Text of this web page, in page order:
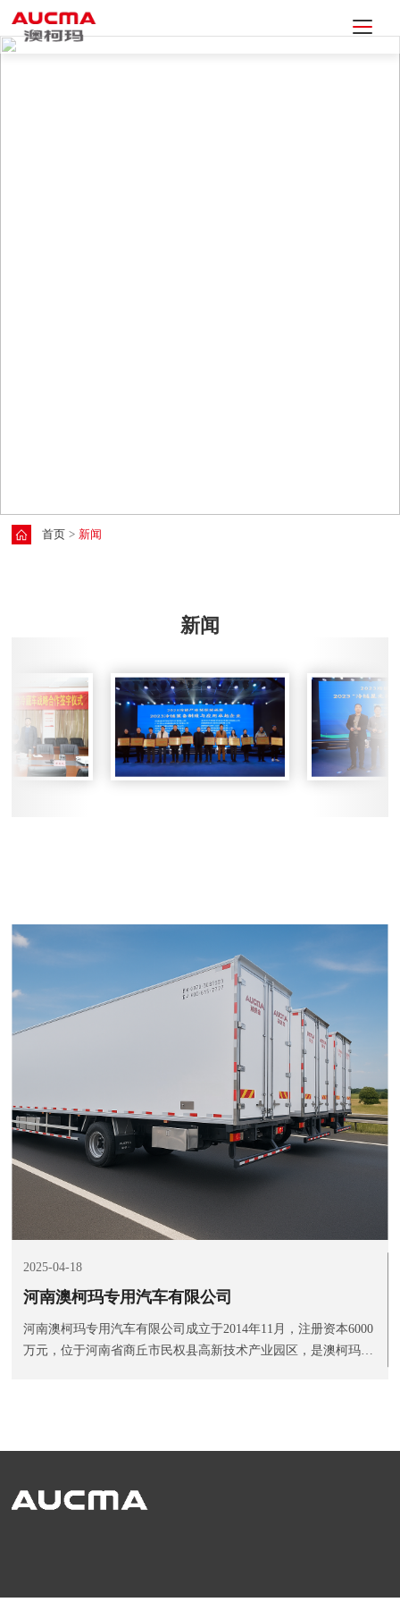
首页 新闻
新闻
2025-04-18
河南澳柯玛专用汽车有限公司
河南澳柯玛专用汽车有限公司成立于2014年11月，注册资本6000
万元，位于河南省商丘市民权县高新技术产业园区，是澳柯玛股